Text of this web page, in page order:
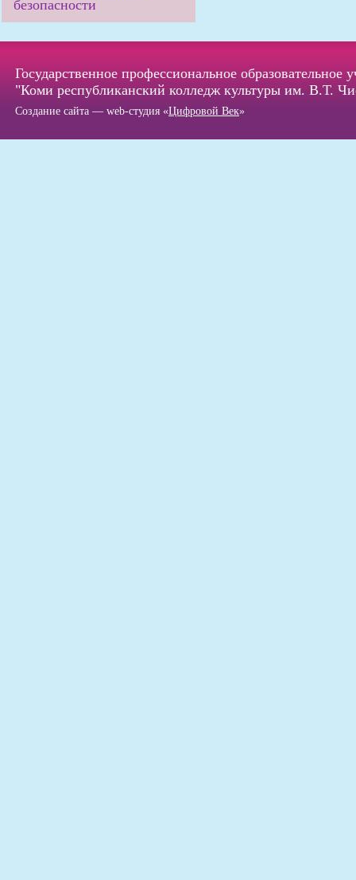
безопасности
Государственное профессиональное
"Коми республиканский колледж культуры им. В.Т.
Создание сайта — web-студия «Цифровой Век»